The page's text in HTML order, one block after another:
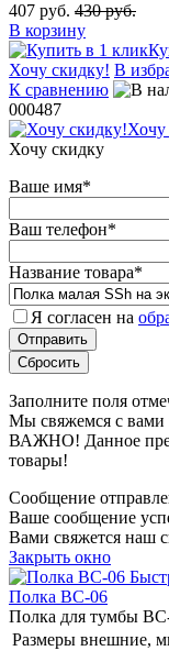
407 руб. 430 руб.
В корзину
Хочу скидку! В
К сравнению
000487
Хочу
Хочу скидку
Ваше имя*
Ваш телефон*
Название товара*
Я согласен на
Заполните поля
Мы свяжемся с вами
ВАЖНО! Данное
товары!
Сообщение
Ваше сообщение
Вами свяжется наш
Закрыть окно
Полка ВС-06
Полка для тумбы
Размеры внешние,